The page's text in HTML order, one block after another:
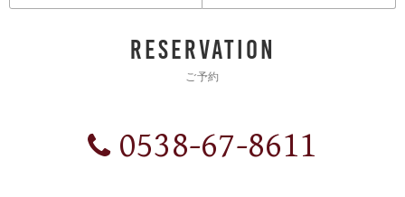
RESERVATION
ご予約
0538-67-8611